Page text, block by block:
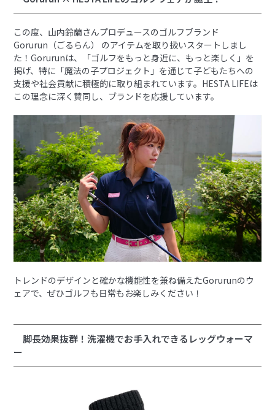
この度、山内鈴蘭さんプロデュースのゴルフブランド
Gorurun（ごるらん） のアイテムを取り扱いスタートしまし
た！Gorurunは、「ゴルフをもっと身近に、もっと楽しく」を
掲げ、特に「魔法の子プロジェクト」を通じて子どもたちへの
支援や社会貢献に積極的に取り組まれています。HESTA LIFEは
この理念に深く賛同し、ブランドを応援しています。
トレンドのデザインと確かな機能性を兼ね備えたGorurunのウ
ェアで、ぜひゴルフも日常もお楽しみください！
脚長効果抜群！洗濯機でお手入れできるレッグウォーマ
ー